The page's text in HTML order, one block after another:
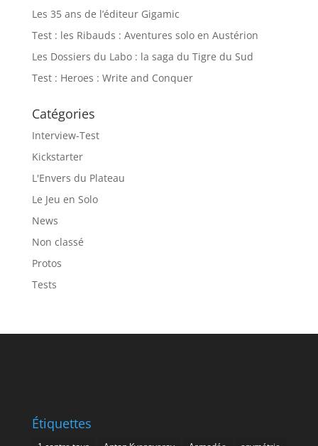
Les 35 ans de l’éditeur Gigamic
Test : les Ribauds : Aventures solo en Austérion
Les Dossiers du Labo : la saga du Tigre du Sud
Test : Heroes : Write and Conquer
Catégories
Interview-Test
Kickstarter
L'Envers du Plateau
Le Jeu en Solo
News
Non classé
Protos
Tests
Étiquettes